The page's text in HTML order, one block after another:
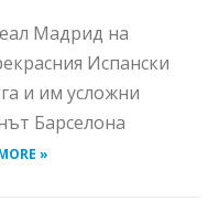
Мадрид на
Испански
и им усложни
Барселона
»